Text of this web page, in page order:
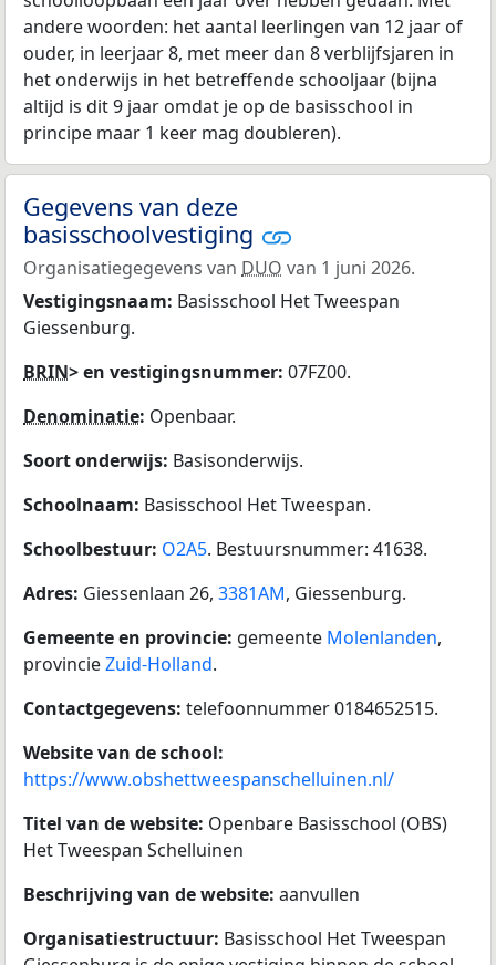
andere woorden: het aantal leerlingen van 12 jaar of
ouder, in leerjaar 8, met meer dan 8 verblijfsjaren in
het onderwijs in het betreffende schooljaar (bijna
altijd is dit 9 jaar omdat je op de basisschool in
principe maar 1 keer mag doubleren).
Gegevens van deze
basisschoolvestiging
Organisatiegegevens van DUO van 1 juni 2026.
Vestigingsnaam: Basisschool Het Tweespan
Giessenburg.
BRIN> en vestigingsnummer: 07FZ00.
Denominatie: Openbaar.
Soort onderwijs: Basisonderwijs.
Schoolnaam: Basisschool Het Tweespan.
Schoolbestuur: O2A5. Bestuursnummer: 41638.
Adres: Giessenlaan 26, 3381AM, Giessenburg.
Gemeente en provincie: gemeente Molenlanden,
provincieZuid-Holland.
Contactgegevens: telefoonnummer 0184652515.
Website van de school:
https://www.obshettweespanschelluinen.nl/
Titel van de website: Openbare Basisschool (OBS)
Het Tweespan Schelluinen
Beschrijving van de website: aanvullen
Organisatiestructuur: Basisschool Het Tweespan